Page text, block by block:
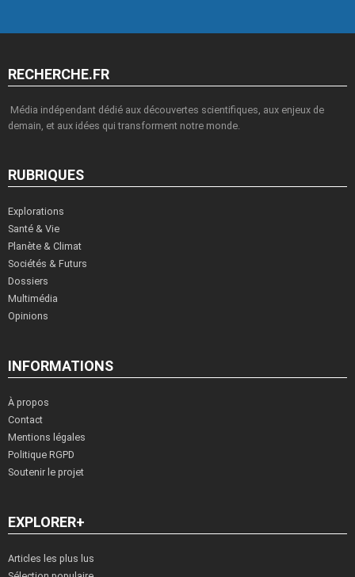
RECHERCHE.FR
Média indépendant dédié aux découvertes scientifiques, aux enjeux de
demain, et aux idées qui transforment notre monde.
RUBRIQUES
Explorations
Santé & Vie
Planète & Climat
Sociétés & Futurs
Dossiers
Multimédia
Opinions
INFORMATIONS
À propos
Contact
Mentions légales
Politique RGPD
Soutenir le projet
EXPLORER+
Articles les plus lus